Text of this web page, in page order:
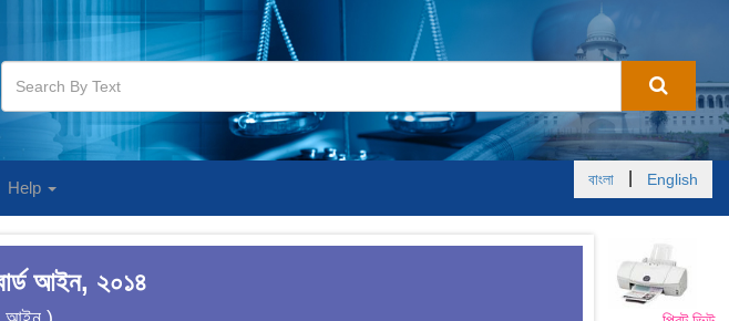
Help বাংলা English
আইন, ২০১৪